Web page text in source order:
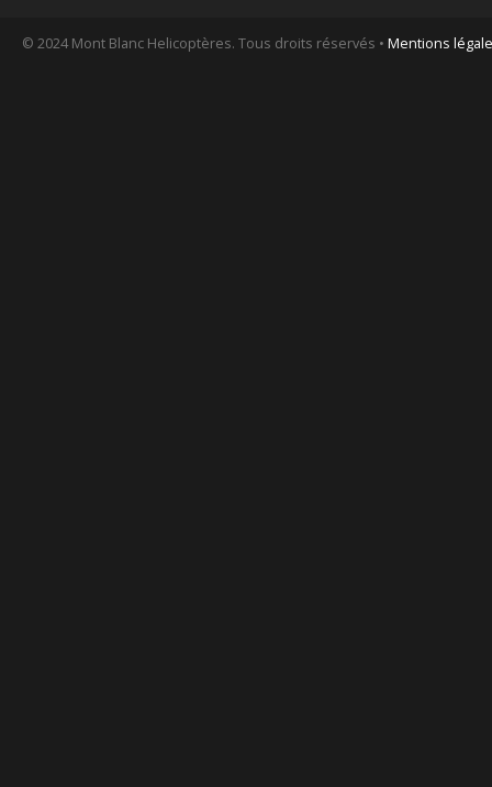
© 2024 Mont Blanc Helicoptères. Tous droits réservés • Mentions